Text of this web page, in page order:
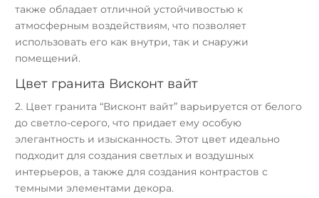
также обладает отличной устойчивостью к
атмосферным воздействиям, что позволяет
использовать его как внутри, так и снаружи
помещений.
Цвет гранита Висконт вайт
2. Цвет гранита “Висконт вайт” варьируется от белого
до светло-серого, что придает ему особую
элегантность и изысканность. Этот цвет идеально
подходит для создания светлых и воздушных
интерьеров, а также для создания контрастов с
темными элементами декора.